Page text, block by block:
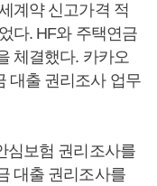
계약 신고가격 적
다. HF와 주택연금
체결했다. 카카오
대출 권리조사 업무
심보험 권리조사를
대출 권리조사를